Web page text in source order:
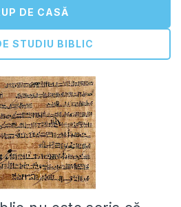
DE CASĂ
STUDIU BIBLIC